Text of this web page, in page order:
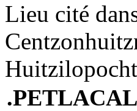
Lieu cité